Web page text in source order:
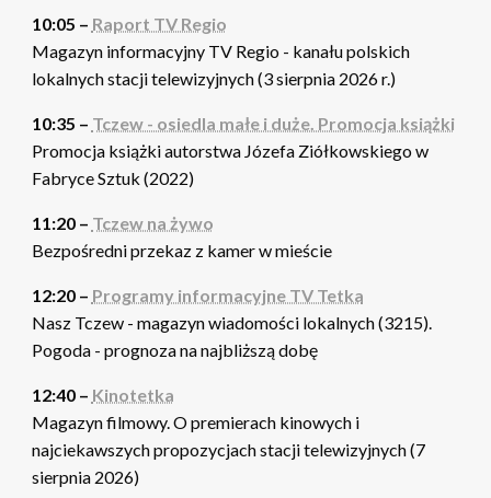
10:05 – Raport TV Regio
Magazyn informacyjny TV Regio - kanału polskich
lokalnych stacji telewizyjnych (3 sierpnia 2026 r.)
10:35 – Tczew - osiedla małe i duże. Promocja książki
Promocja książki autorstwa Józefa Ziółkowskiego w
Fabryce Sztuk (2022)
11:20 – Tczew na żywo
Bezpośredni przekaz z kamer w mieście
12:20 – Programy informacyjne TV Tetka
Nasz Tczew - magazyn wiadomości lokalnych (3215).
Pogoda - prognoza na najbliższą dobę
12:40 – Kinotetka
Magazyn filmowy. O premierach kinowych i
najciekawszych propozycjach stacji telewizyjnych (7
sierpnia 2026)